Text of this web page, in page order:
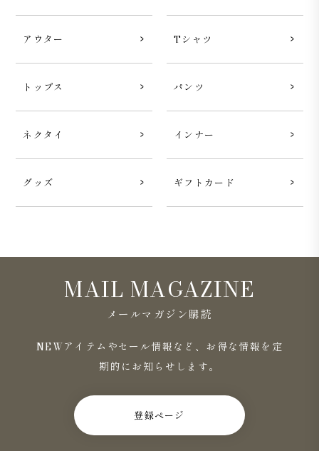
アウター Tシャツ
トップス パンツ
ネクタイ インナー
グッズ ギフトカード
MAIL MAGAZINE
メールマガジン購読
NEWアイテムやセール情報など、お得な情報を定
期的にお知らせします。
登録ページ